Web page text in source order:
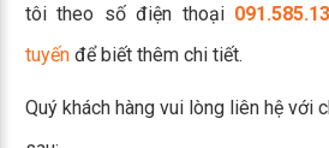
tôi theo số điện thoại
tuyến để biết thêm chi tiết.
Quý khách hàng vui lòng liên hệ với